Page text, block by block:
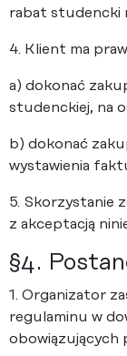
rabat studencki
4. Klient ma
a) dokonać
studenckiej, na
b) dokonać
wystawienia
5. Skorzystanie
z akceptacją
§4.
1. Organizator
regulaminu w
obowiązujących